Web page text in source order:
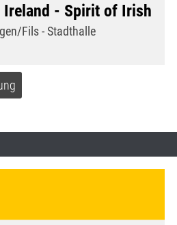
Ireland - Spirit of Irish
Fils - Stadthalle